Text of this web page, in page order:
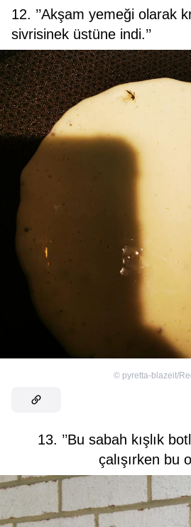
12. ’’Akşam yemeği olarak
sivrisinek üstüne indi.’’
© pyretta-blazeit/
13. ’’Bu sabah kışlık
çalışırken bu